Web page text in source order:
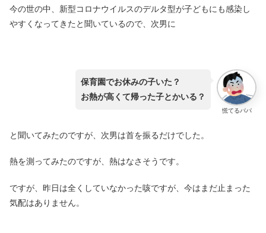
今の世の中、新型コロナウイルスのデルタ型が子どもにも感染し
やすくなってきたと聞いているので、次男に
慌てるパパ
保育園でお休みの子いた？
お熱が高くて帰った子とかいる？
と聞いてみたのですが、次男は首を振るだけでした。
熱を測ってみたのですが、熱はなさそうです。
ですが、昨日は全くしていなかった咳ですが、今はまだ止まった
気配はありません。